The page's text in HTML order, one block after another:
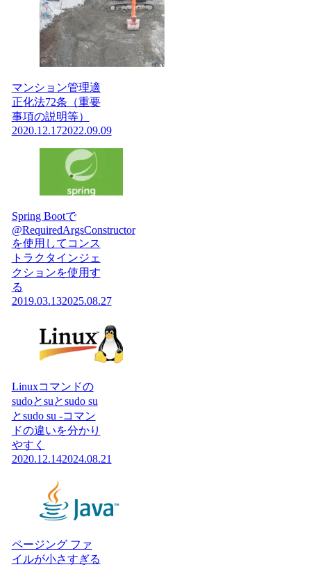
マンション管理適
正化法72条（重要
事項の説明等）
2020.12.172022.09.09
Spring Bootで
@RequiredArgsConstructor
を使用してコンス
トラクタインジェ
クションを使用す
る
2019.03.132025.08.27
Linuxコマンドの
sudoとsuとsudo su
とsudo su -コマン
ドの違いを分かり
やすく
2020.12.142024.08.21
ページング ファ
イルが小さすぎる